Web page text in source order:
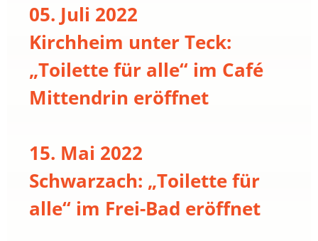
05. Juli 2022
Kirchheim unter Teck:
„Toilette für alle“ im Café
Mittendrin eröffnet
15. Mai 2022
Schwarzach: „Toilette für
alle“ im Frei-Bad eröffnet